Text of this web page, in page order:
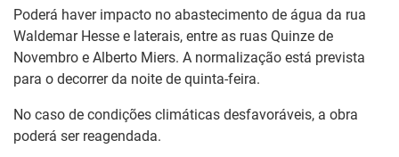
Poderá haver impacto no abastecimento de água da rua
Waldemar Hesse e laterais, entre as ruas Quinze de
Novembro e Alberto Miers. A normalização está prevista
para o decorrer da noite de quinta-feira.
No caso de condições climáticas desfavoráveis, a obra
poderá ser reagendada.